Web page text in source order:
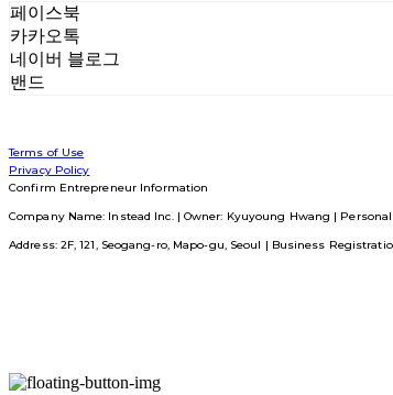
페이스북
카카오톡
네이버 블로그
밴드
Terms of Use
Privacy Policy
Confirm Entrepreneur Information
Company Name: Instead Inc. | Owner: Kyuyoung Hwang |
Address: 2F, 121, Seogang-ro, Mapo-gu, Seoul | Business